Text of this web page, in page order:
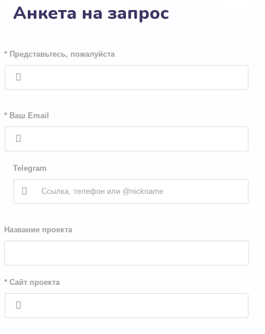
Анкета на запрос
* Представьтесь, пожалуйста
* Ваш Email
Telegram
Название проекта
* Сайт проекта